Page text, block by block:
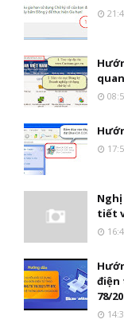
Nghị
tiết
điện
78/